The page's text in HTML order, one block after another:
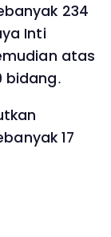
234
Inti
atas
bidang.
17